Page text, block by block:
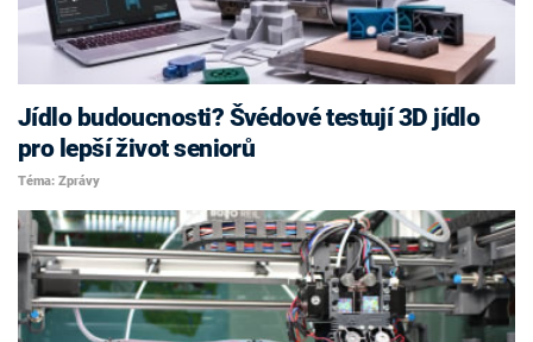
Jídlo budoucnosti? Švédové testují 3D jídlo
pro lepší život seniorů
Téma: Zprávy